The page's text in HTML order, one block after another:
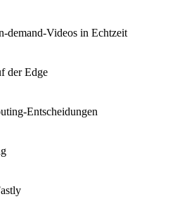
demand-Videos in Echtzeit
der Edge
Entscheidungen